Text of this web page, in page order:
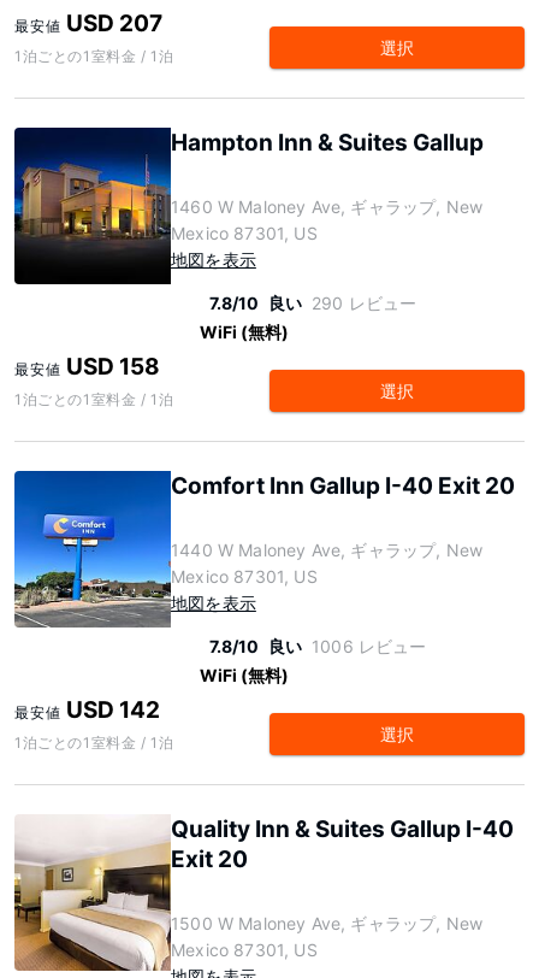
最安値 USD 207
1泊ごとの1室料金 / 1泊 選択
Hampton Inn & Suites Gallup
1460 W Maloney Ave, ギャラップ, New
Mexico 87301, US
地図を表示
7.8/10 良い 290 レビュー
WiFi (無料)
最安値 USD 158
1泊ごとの1室料金 / 1泊 選択
Comfort Inn Gallup I-40 Exit 20
1440 W Maloney Ave, ギャラップ, New
Mexico 87301, US
地図を表示
7.8/10 良い 1006 レビュー
WiFi (無料)
最安値 USD 142
1泊ごとの1室料金 / 1泊 選択
Quality Inn & Suites Gallup I-40
Exit 20
1500 W Maloney Ave, ギャラップ, New
Mexico 87301, US